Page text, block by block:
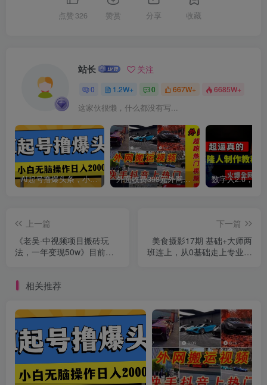
点赞 326 赞赏 分享 收藏
站长 关注
0 1.2W+ 0 667W+ 6685W+
这家伙很懒，什么都没有写...
AI起号撸爆头条，小白也能操作，日入2000+ 外面收费398元外网超跑豪车汽车视频搬运至快手抖音上热门项目
上一篇
《老吴·中视频项目搬砖玩
法，一年变现50w》目前看
下一篇
美食摄影17期 基础+大师两
班连上，从0基础走上专业摄
相关推荐